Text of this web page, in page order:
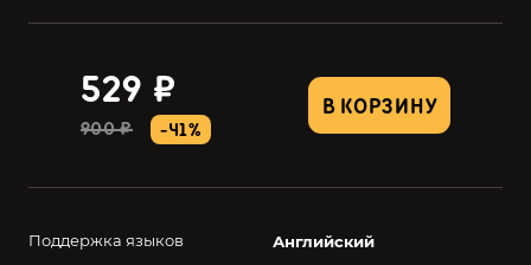
В КОРЗИНУ
529 ₽
900 ₽ -41%
Поддержка языков Английский